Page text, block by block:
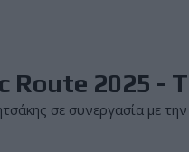
Route 2025 -
σε συνεργασία με την